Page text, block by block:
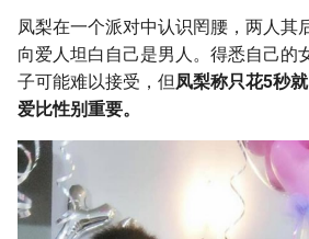
凤梨在一个派对中认识罔腰，两人其
向爱人坦白自己是男人。得悉自己的
子可能难以接受，但 凤梨称只花5秒
爱比性别重要。